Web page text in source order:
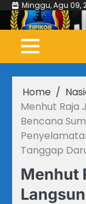
Skip
content
Minggu, Agu 09,
Home
Menhut Raja
Bencana
Tanggap
Menhut